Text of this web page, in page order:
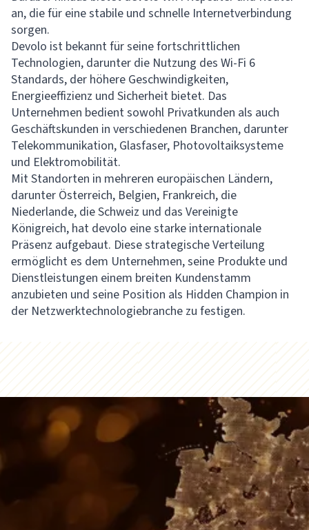
an, die für eine stabile und schnelle Internetverbindung
sorgen.
Devolo ist bekannt für seine fortschrittlichen
Technologien, darunter die Nutzung des Wi-Fi 6
Standards, der höhere Geschwindigkeiten,
Energieeffizienz und Sicherheit bietet. Das
Unternehmen bedient sowohl Privatkunden als auch
Geschäftskunden in verschiedenen Branchen, darunter
Telekommunikation, Glasfaser, Photovoltaiksysteme
und Elektromobilität.
Mit Standorten in mehreren europäischen Ländern,
darunter Österreich, Belgien, Frankreich, die
Niederlande, die Schweiz und das Vereinigte
Königreich, hat devolo eine starke internationale
Präsenz aufgebaut. Diese strategische Verteilung
ermöglicht es dem Unternehmen, seine Produkte und
Dienstleistungen einem breiten Kundenstamm
anzubieten und seine Position als Hidden Champion in
der Netzwerktechnologiebranche zu festigen.